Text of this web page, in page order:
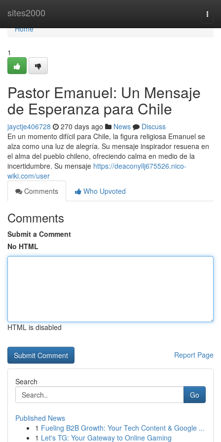
sites2000
Home
Home
1
Pastor Emanuel: Un Mensaje
de Esperanza para Chile
jayctje406728 270 days ago News
Discuss
En un momento difícil para Chile, la figura religiosa Emanuel se
alza como una luz de alegría. Su mensaje inspirador resuena en
el alma del pueblo chileno, ofreciendo calma en medio de la
incertidumbre. Su mensaje https://deaconyllj675526.nico-
wiki.com/user
Comments
Who Upvoted
Comments
Submit a Comment
No HTML
HTML is disabled
Report Page
Search
Go
Published News
1 Fueling B2B Growth: Your Tech Content & Google ...
1 Let's TG: Your Gateway to Online Gaming